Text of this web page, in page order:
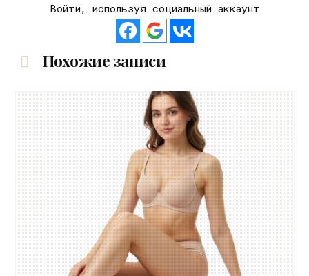
Войти, используя социальный аккаунт
Похожие записи